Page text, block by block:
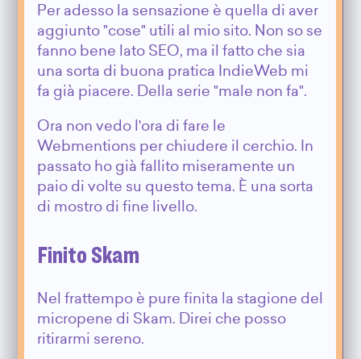
Per adesso la sensazione è quella di aver
aggiunto "cose" utili al mio sito. Non so se
fanno bene lato SEO, ma il fatto che sia
una sorta di buona pratica IndieWeb mi
fa già piacere. Della serie "male non fa".
Ora non vedo l'ora di fare le
Webmentions per chiudere il cerchio. In
passato ho già fallito miseramente un
paio di volte su questo tema. È una sorta
di mostro di fine livello.
Finito Skam
Nel frattempo è pure finita la stagione del
micropene di Skam. Direi che posso
ritirarmi sereno.